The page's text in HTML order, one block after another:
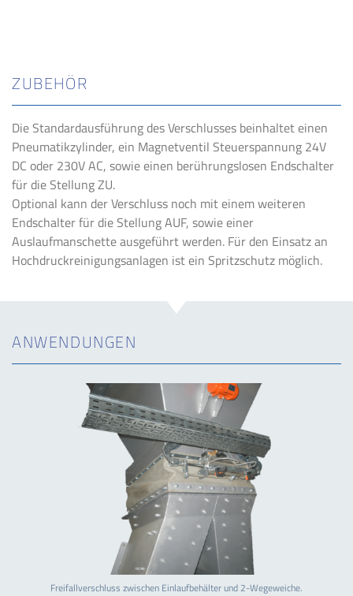
ZUBEHÖR
Die Standardausführung des Verschlusses beinhaltet einen
Pneumatikzylinder, ein Magnetventil Steuerspannung 24V
DC oder 230V AC, sowie einen berührungslosen Endschalter
für die Stellung ZU.
Optional kann der Verschluss noch mit einem weiteren
Endschalter für die Stellung AUF, sowie einer
Auslaufmanschette ausgeführt werden. Für den Einsatz an
Hochdruckreinigungsanlagen ist ein Spritzschutz möglich.
ANWENDUNGEN
Freifallverschluss zwischen Einlaufbehälter und 2-Wegeweiche.